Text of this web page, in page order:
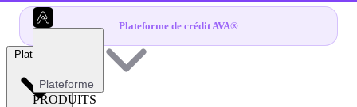
Plateforme de crédit AVA®
Plateforme
PRODUITS
Plateforme